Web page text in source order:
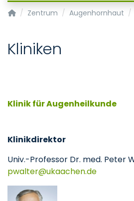
Transplantationszentrum
Zentrum Augenhornhaut
Kliniken
Klinik für Augenheilkunde
Klinikdirektor
Univ.-Professor Dr. med. Peter
pwalter
ukaachende